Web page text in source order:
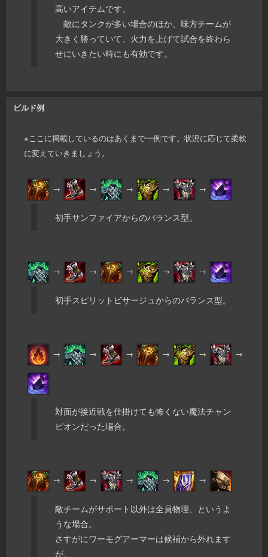
高いアイテムです。
敵にタンクが多い場合のほか、味方チームが
大きく勝っていて、火力を上げて試合を終わら
せにいきたい時にも有効です。
ビルド例
※ここに掲載しているのはあくまで一例です。状況に応じて柔軟
に変えていきましょう。
→ → → → →
初手サンファイアからのバランス型。
→ → → → →
初手スピリットビサージュからのバランス型。
→ → → → → →
対面が接近戦を仕掛けても怖くない魔法チャン
ピオンだった場合。
→ → → → →
敵チームがサポート以外は全員物理、というよ
うな場合。
さすがにワーモグアーマーは候補から外れます
が、